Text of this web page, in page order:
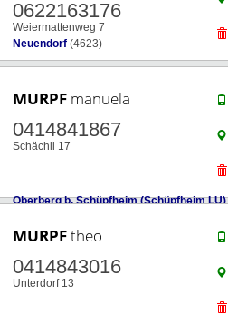
0622163176
Weiermattenweg 7
Neuendorf (4623)
MURPF manuela
0414841867
Schächli 17
Oberberg b. Schüpfheim (Schüpfheim LU)
MURPFtheo
0414843016
Unterdorf 13